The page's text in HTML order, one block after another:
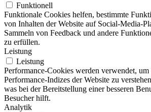
Funktionell
Funktionale Cookies helfen, bestimmte
von Inhalten der Website auf Social-Media-
Sammeln von Feedback und andere
zu erfüllen.
Leistung
Leistung
Performance-Cookies werden verwendet,
Performance-Indizes der Website zu
was bei der Bereitstellung einer besseren
Besucher hilft.
Analytik